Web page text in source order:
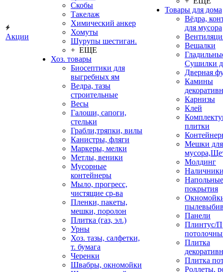
Акции
Скобы
Такелаж
Химический анкер
Хомуты
Шурупы шестиган.
+ ЕЩЕ
Хоз. товары
Биосептики для
выгребных ям
Ведра, тазы
строительные
Весы
Галоши, сапоги,
стельки
Грабли,тряпки, вилы
Канистры, фляги
Маркеры, мелки
Метлы, веники
Мусорные
контейнеры
Мыло, прогресс,
чистящие ср-ва
Пленки, пакеты,
мешки, поролон
Плитка (газ, эл.)
Урны
Хоз. тазы, салфетки,
т. бумага
Черенки
Швабры, окномойки
Товары для дома
Вёдра,
для мусора
Вешалки
Сушилки
Дверная
Камины
Карнизы
Клей
плитки
Мешки для
Молдинг
Напольные
покрытия
Панели
Плинтус/
Плитка
Плитка
Роллеты,